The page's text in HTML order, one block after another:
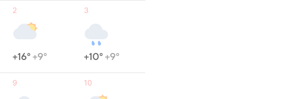
2
+16°+9°
3
+10°+9°
9 10